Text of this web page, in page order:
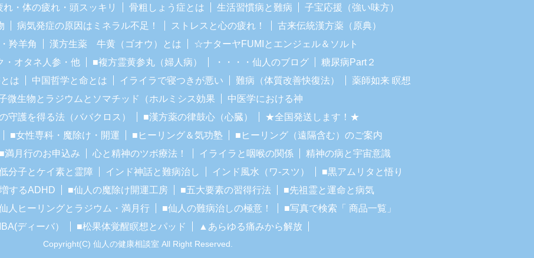
れ・体の疲れ・頭スッキリ 骨粗しょう症とは 生活習慣病と難病
子宝応援（強い味方）
病気発症の原因はミネラル不足！ ストレスと心の疲れ！
古来伝統漢方薬（原典）
羚羊角
漢方生薬 牛黄（ゴオウ）とは
☆ナターヤFUMIとエンジェル＆ソルト
オタネ人参・他
■複方霊黄参丸（婦人病） ・・・・仙人のブログ
糖尿病Part２
は 中国哲学と命とは イライラで寝つきが悪い 難病（体質改善快復法）
薬師如来 瞑想
微生物とラジウムとソマチッド（ホルミシス効果
中医学における神
守護を得る法（ババクロス）
■漢方薬の律鼓心（心臓）
★全国発送します！★
■女性専科・魔除け・開運 ■ヒーリング＆気功塾
■ヒーリング（遠隔含む）のご案内
■満月行のお申込み 心と精神のツボ療法！ イライラと咽喉の関係
精神の病と宇宙意識
分子とケイ素と霊障 インド神話と難病治し インド風水（ワ-スツ）
■黒アムリタと悟り
するADHD ■仙人の魔除け開運工房 ■五大要素の習得行法
■先祖霊と運命と病気
人ヒーリングとラジウム・満月行 ■仙人の難病治しの極意！
■写真で検索「 商品一覧」
ディーバ）
■松果体覚醒瞑想とパッド ▲あらゆる痛みから解放
Copyright(C) 仙人の健康相談室 All Right Reserved.